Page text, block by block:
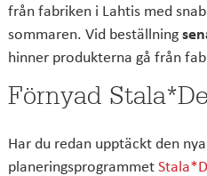
från fabriken i Lahtis med
sommaren. Vid beställning
hinner produkterna gå från
Förnyad
Har du redan upptäckt den
planeringsprogrammet